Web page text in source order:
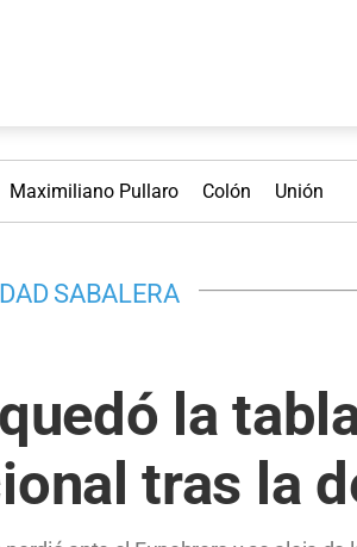
Maximiliano Pullaro Colón Unión
SABALERA
la
tras la